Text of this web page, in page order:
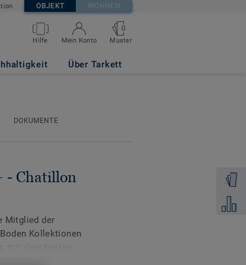
OBJEKT WOHNEN
Hilfe Mein Konto
0
Muster
Über Tarkett
Zum
DOKUMENTE
- Chatillon
Mitglied der
Kollektionen